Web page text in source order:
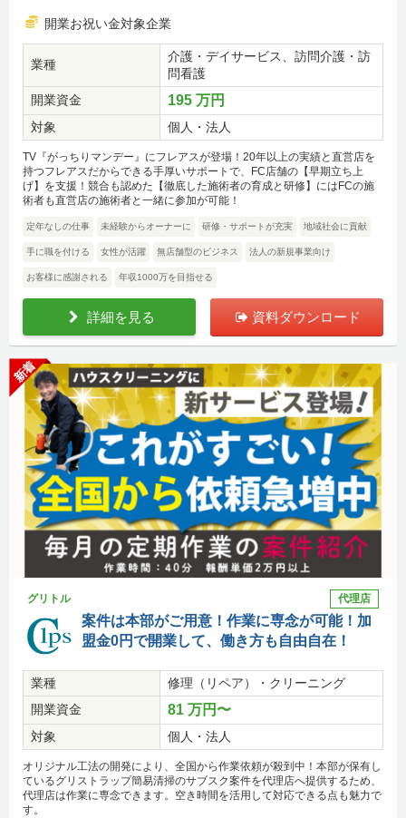
開業お祝い金対象企業
業種
介護・デイサービス、訪問介護・訪
問看護
開業資金
195 万円
対象 個人・法人
TV『がっちりマンデー』にフレアスが登場！20年以上の実績と直営店を
持つフレアスだからできる手厚いサポートで、FC店舗の【早期立ち上
げ】を支援！競合も認めた【徹底した施術者の育成と研修】にはFCの施
術者も直営店の施術者と一緒に参加が可能！
定年なしの仕事 未経験からオーナーに 研修・サポートが充実 地域社会に貢献
手に職を付ける 女性が活躍 無店舗型のビジネス 法人の新規事業向け
お客様に感謝される 年収1000万を目指せる
詳細を見る 資料ダウンロード
新着
グリトル 代理店
案件は本部がご用意！作業に専念が可能！加
盟金0円で開業して、働き方も自由自在！
業種
修理（リペア）・クリーニング
開業資金
81 万円〜
対象 個人・法人
オリジナル工法の開発により、全国から作業依頼が殺到中！本部が保有し
ているグリストラップ簡易清掃のサブスク案件を代理店へ提供するため、
代理店は作業に専念できます。空き時間を活用して対応できる点も魅力で
す。